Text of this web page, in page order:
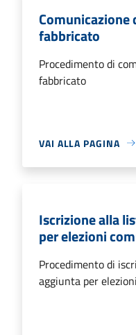
Comunicazione
fabbricato
Procedimento di
fabbricato
VAI ALLA PAGINA
Iscrizione alla
per elezioni
Procedimento di
aggiunta per